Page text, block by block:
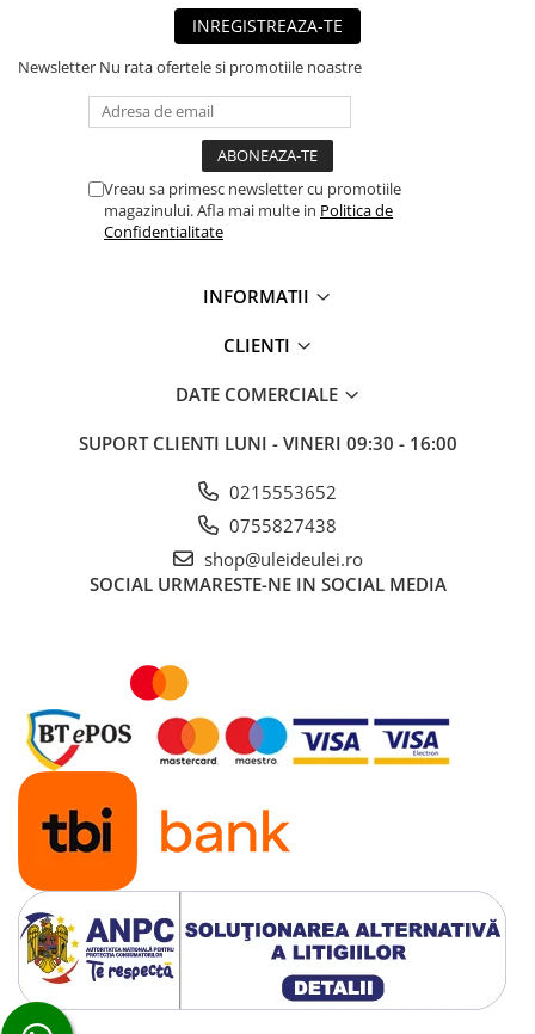
■ Vulcanizare
■ Vopsea spray
► Ulei motor autoturisme
■ Ulei motor LIQUI MOLY
■ Ulei motor MOTUL
■ Ulei motor FUCHS
■ Ulei motor REPSOL
■ Ulei motor SHELL
■ Ulei motor ELF
■ Ulei motor METABOND
■ Ulei motor MANNOL
■ Ulei motor KROON
■ Ulei motor KROSS
■ Ulei motor SELENIA
■ Ulei motor CYCLON
■ Ulei motor OEM
Ulei motor DACIA
Ulei motor RENAULT
INREGISTREAZA-TE
Newsletter Nu rata ofertele si promotiile noastre
Vreau sa primesc newsletter cu promotiile
magazinului. Afla mai multe in Politica de
Confidentialitate
INFORMATII
CLIENTI
DATE COMERCIALE
SUPORT CLIENTI LUNI - VINERI 09:30 - 16:00
0215553652
0755827438
shop@uleideulei.ro
SOCIAL URMARESTE-NE IN SOCIAL MEDIA